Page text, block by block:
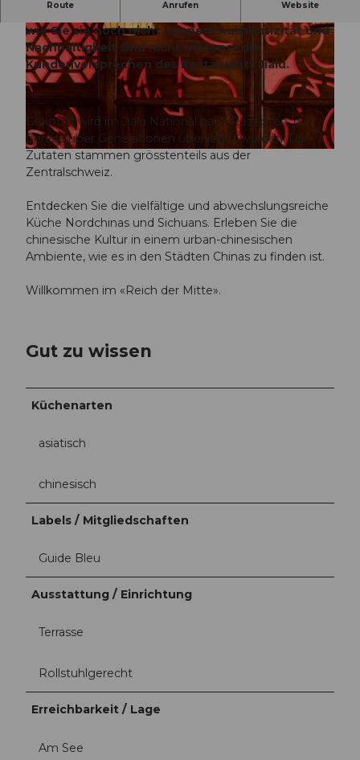
© CC-BY-NC-ND
© CC-BY-NC-ND
Route Anrufen Website
wie Sie sie noch nicht kennen! Authentizität und
Nachhaltigkeit sind nicht umsonst die
Kundenversprechen des Restaurants Jialu.
Gekocht wird im Jialu National nach Rezepten, die
bereits über Generationen überliefert wurden. Die
Zutaten stammen grösstenteils aus der
Zentralschweiz.
Entdecken Sie die vielfältige und abwechslungsreiche
Küche Nordchinas und Sichuans. Erleben Sie die
chinesische Kultur in einem urban-chinesischen
Ambiente, wie es in den Städten Chinas zu finden ist.
Willkommen im «Reich der Mitte».
Gut zu wissen
Küchenarten
asiatisch
chinesisch
Labels / Mitgliedschaften
Guide Bleu
Ausstattung / Einrichtung
Terrasse
Rollstuhlgerecht
Erreichbarkeit / Lage
Am See